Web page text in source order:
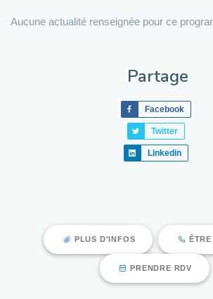
Aucune actualité renseignée pour ce
Partage
Facebook
Twitter
Linkedin
PLUS D'INFOS
PRENDRE RDV